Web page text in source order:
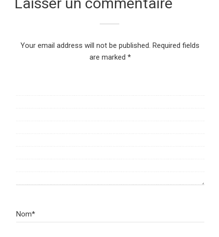
Your email address will not be published. Required fields
are marked *